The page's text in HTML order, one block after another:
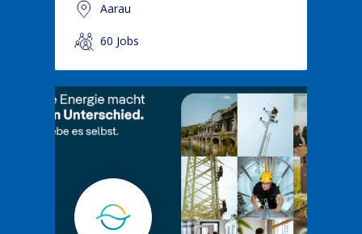
Aarau
60 Jobs